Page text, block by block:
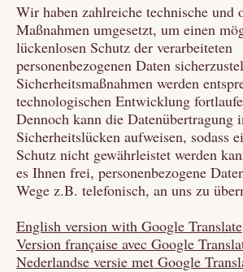
Wir haben zahlreiche technische und
Maßnahmen umgesetzt, um einen
lückenlosen Schutz der verarbeiteten
personenbezogenen Daten
Sicherheitsmaßnahmen werden
technologischen Entwicklung
Dennoch kann die Datenübertragung
Sicherheitslücken aufweisen, sodass
Schutz nicht gewährleistet werden
es Ihnen frei, personenbezogene
Wege z.B. telefonisch, an uns zu
English version with Google Translate
Version française avec Google
Nederlandse versie met Google